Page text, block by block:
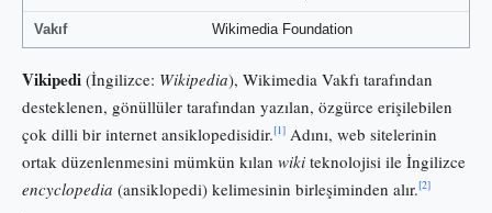
Vakıf Wikimedia Foundation
Vikipedi (İngilizce: Wikipedia), Wikimedia Vakfı tarafından
desteklenen, gönüllüler tarafından yazılan, özgürce erişilebilen
çok dilli bir internet ansiklopedisidir.[1] Adını, web sitelerinin
ortak düzenlenmesini mümkün kılan wiki teknolojisi ile İngilizce
encyclopedia (ansiklopedi) kelimesinin birleşiminden alır.[2]